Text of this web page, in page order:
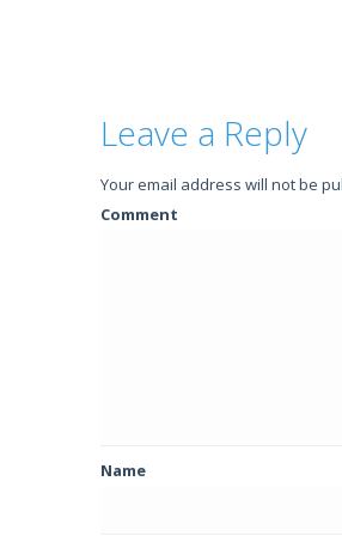
Leave a Reply
Your email address will not be
Comment
Name